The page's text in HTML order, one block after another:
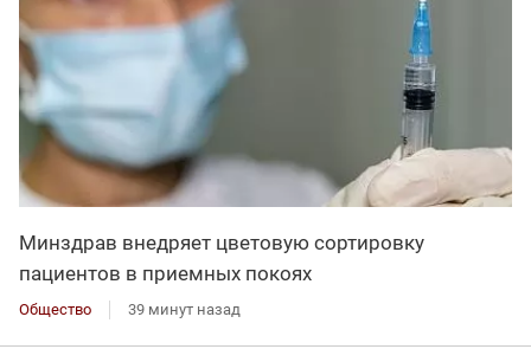
Минздрав внедряет цветовую сортировку
пациентов в приемных покоях
Общество 39 минут назад